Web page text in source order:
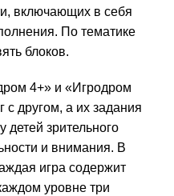
включающих в себя
По тема­тике
блоков.
4+» и «Игродром
с другом, а их задания
детей зрительного
и внимания. В
игра содержит
уров­не три